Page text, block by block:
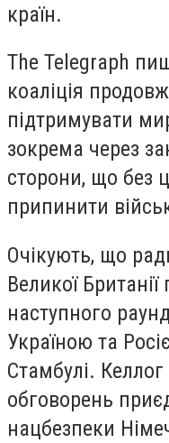
країн.
The Telegraph
коаліція
підтримувати
зокрема через
сторони, що без
припинити
Очікують, що
Великої
наступного
Україною та
Стамбулі.
обговорень
нацбезпеки